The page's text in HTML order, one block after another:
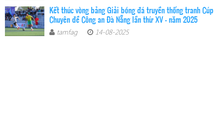
Kết thúc vòng bảng Giải bóng đá truyền thống tranh Cúp
Chuyên đề Công an Đà Nẵng lần thứ XV - năm 2025
tamfag 14-08-2025